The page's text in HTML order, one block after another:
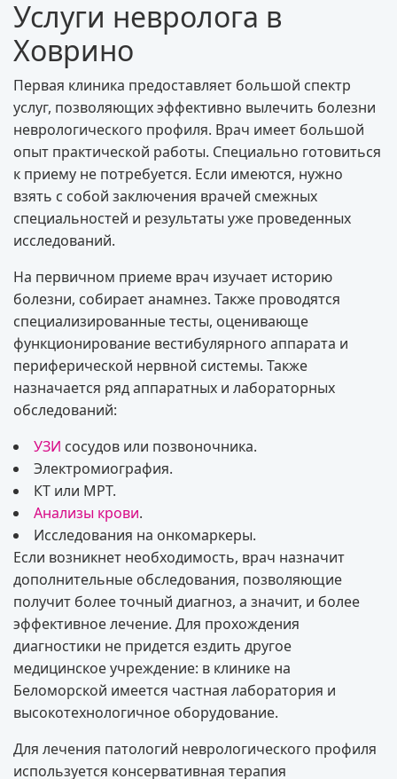
Услуги невролога в
Ховрино
Первая клиника предоставляет большой спектр
услуг, позволяющих эффективно вылечить болезни
неврологического профиля. Врач имеет большой
опыт практической работы. Специально готовиться
к приему не потребуется. Если имеются, нужно
взять с собой заключения врачей смежных
специальностей и результаты уже проведенных
исследований.
На первичном приеме врач изучает историю
болезни, собирает анамнез. Также проводятся
специализированные тесты, оценивающе
функционирование вестибулярного аппарата и
периферической нервной системы. Также
назначается ряд аппаратных и лабораторных
обследований:
УЗИ сосудов или позвоночника.
Электромиография.
КТ или МРТ.
Анализы крови.
Исследования на онкомаркеры.
Если возникнет необходимость, врач назначит
дополнительные обследования, позволяющие
получит более точный диагноз, а значит, и более
эффективное лечение. Для прохождения
диагностики не придется ездить другое
медицинское учреждение: в клинике на
Беломорской имеется частная лаборатория и
высокотехнологичное оборудование.
Для лечения патологий неврологического профиля
используется консервативная терапия